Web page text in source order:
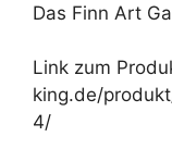
Das Finn Art
Link zum
king.de/
4/